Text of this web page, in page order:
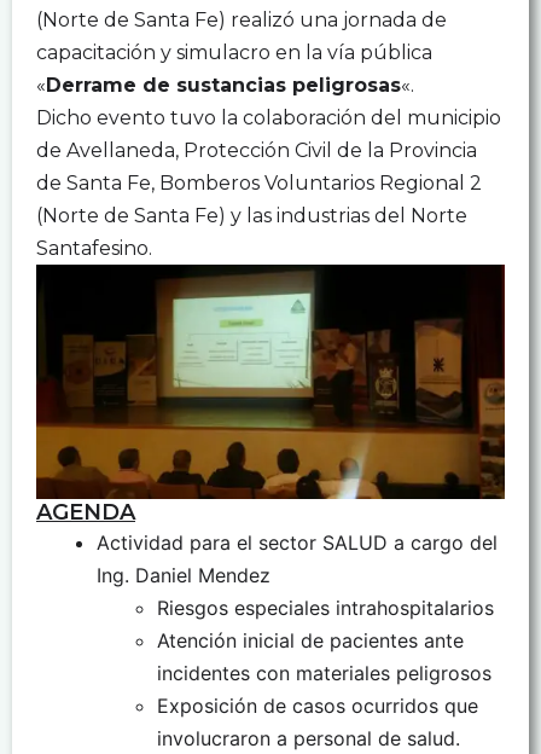
(Norte de Santa Fe) realizó una jornada de
capacitación y simulacro en la vía pública
«Derrame de sustancias peligrosas«.
Dicho evento tuvo la colaboración del municipio
de Avellaneda, Protección Civil de la Provincia
de Santa Fe, Bomberos Voluntarios Regional 2
(Norte de Santa Fe) y las industrias del Norte
Santafesino.
AGENDA
Actividad para el sector SALUD a cargo del
Ing. Daniel Mendez
Riesgos especiales intrahospitalarios
Atención inicial de pacientes ante
incidentes con materiales peligrosos
Exposición de casos ocurridos que
involucraron a personal de salud.